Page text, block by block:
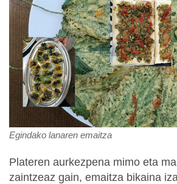
Egindako lanaren emaitza
Plateren aurkezpena mimo eta
zaintzeaz gain, emaitza bikaina